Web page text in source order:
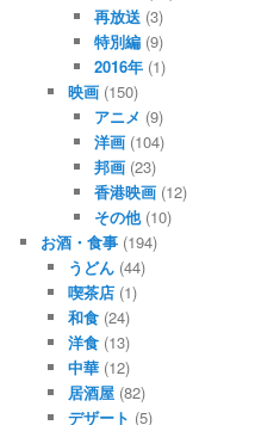
再放送 (3)
特別編 (9)
2016年 (1)
映画(150)
アニメ (9)
洋画 (104)
邦画 (23)
香港映画 (12)
その他(10)
お酒・食事 (194)
うどん(44)
喫茶店(1)
和食(24)
洋食(13)
中華(12)
居酒屋(82)
デザート (5)